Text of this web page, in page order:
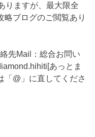
りますが、最大限全
略ブログのご閲覧あり
先Mail：総合お問い
あっとま
「@」に直してくださ